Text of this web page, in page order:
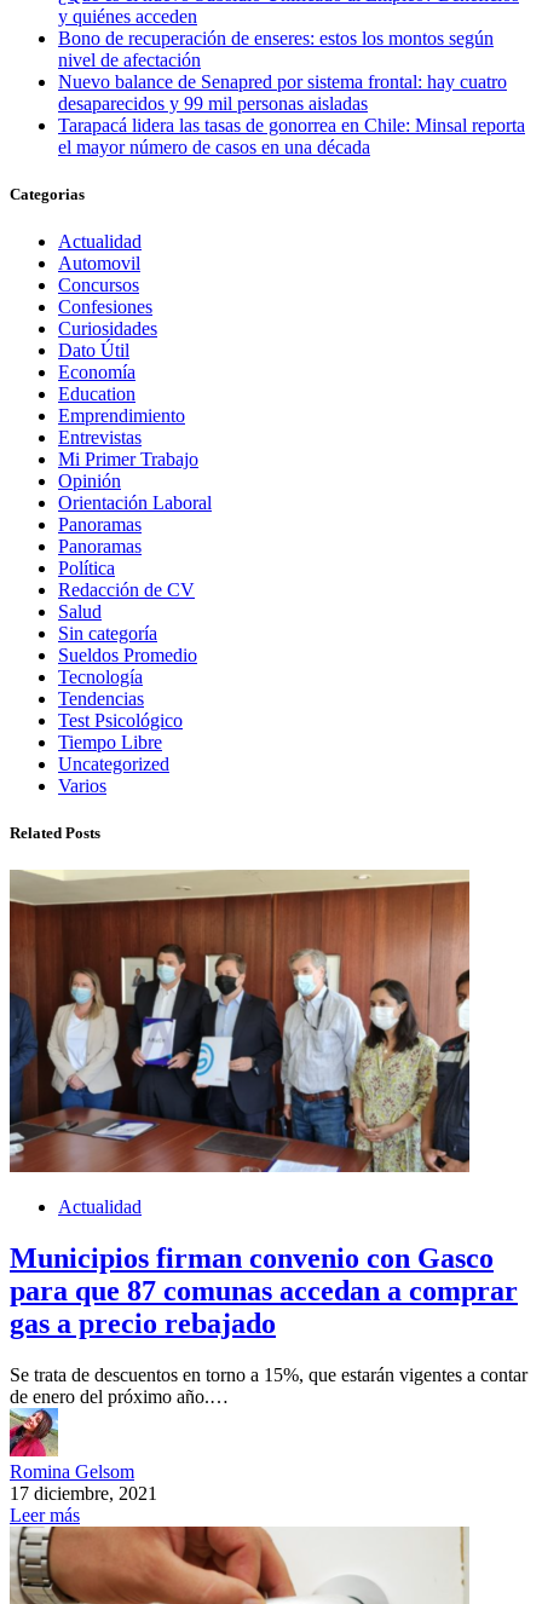
y quiénes acceden
Bono de recuperación de enseres: estos los montos según
nivel de afectación
Nuevo balance de Senapred por sistema frontal: hay cuatro
desaparecidos y 99 mil personas aisladas
Tarapacá lidera las tasas de gonorrea en Chile: Minsal reporta
el mayor número de casos en una década
Categorias
Actualidad
Automovil
Concursos
Confesiones
Curiosidades
Dato Útil
Economía
Education
Emprendimiento
Entrevistas
Mi Primer Trabajo
Opinión
Orientación Laboral
Panoramas
Panoramas
Política
Redacción de CV
Salud
Sin categoría
Sueldos Promedio
Tecnología
Tendencias
Test Psicológico
Tiempo Libre
Uncategorized
Varios
Related Posts
Actualidad
Municipios firman convenio con Gasco
para que 87 comunas accedan a comprar
gas a precio rebajado
Se trata de descuentos en torno a 15%, que estarán vigentes a contar
de enero del próximo año.…
Romina Gelsom
17 diciembre, 2021
Leer más